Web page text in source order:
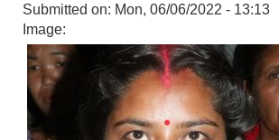
Submitted on: Mon, 06/06/2022 - 13:13
Image: